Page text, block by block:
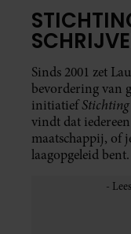
Sinds 2001 zet
bevordering van
initiatief
vindt dat
maatschappij, of
laagopgeleid bent.